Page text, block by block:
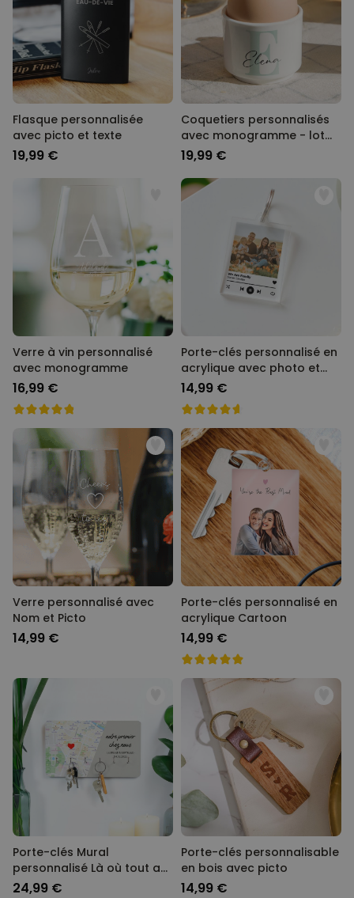
Flasque personnalisée
avec picto et texte
19,99 €
Coquetiers personnalisés
avec monogramme - lot
de 2
19,99 €
Verre à vin personnalisé
avec monogramme
16,99 €
Porte-clés personnalisé en
acrylique avec photo et
chanson
14,99 €
Verre personnalisé avec
Nom et Picto
14,99 €
Porte-clés personnalisé en
acrylique Cartoon
14,99 €
Porte-clés Mural
personnalisé Là où tout a
commencé
24,99 €
Porte-clés personnalisable
en bois avec picto
14,99 €